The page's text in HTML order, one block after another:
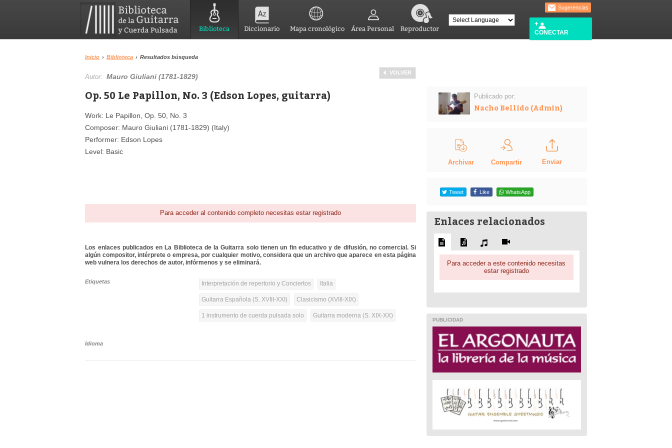
Biblioteca Diccionario Mapa cronológico Área Personal Reproductor
Sugerencias
CONECTAR
Inicio › Biblioteca › Resultados búsqueda
VOLVER
Autor:Mauro Giuliani (1781-1829)
Op. 50 Le Papillon, No. 3 (Edson Lopes, guitarra)
Work: Le Papillon, Op. 50, No. 3
Composer: Mauro Giuliani (1781-1829) (Italy)
Performer: Edson Lopes
Level: Basic
Para acceder al contenido completo necesitas estar registrado
Los enlaces publicados en La Biblioteca de la Guitarra solo tienen un fin educativo y de difusión, no comercial. Si
algún compositor, intérprete o empresa, por cualquier motivo, considera que un archivo que aparece en esta página
web vulnera los derechos de autor, infórmenos y se eliminará.
Etiquetas Interpretación de repertorio y Conciertos Italia
Guitarra Española (S. XVIII-XXI) Clasicismo (XVIII-XIX)
1 instrumento de cuerda pulsada solo Guitarra moderna (S. XIX-XX)
Idioma
Publicado por:
Nacho Bellido (Admin)
Archivar Compartir Enviar
Tweet Like WhatsApp
Enlaces relacionados
Para acceder a este contenido necesitas
estar registrado
PUBLICIDAD